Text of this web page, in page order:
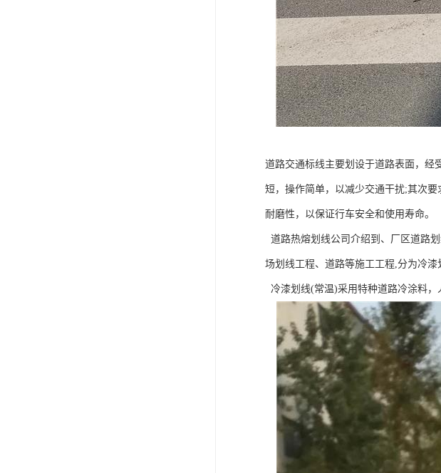
道路交通标线主要划设于道路表面，经
短，操作简单，以减少交通干扰;其次
耐磨性，以保证行车安全和使用寿命。
道路热熔划线公司介绍到、厂区道路
场划线工程、道路等施工工程,分为冷漆
冷漆划线(常温)采用特种道路冷涂料，